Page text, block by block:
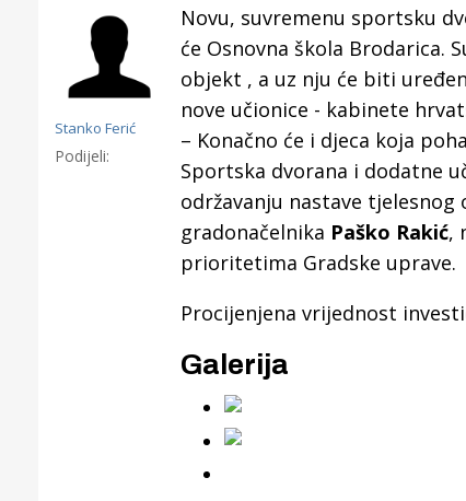
Stanko Ferić
Podijeli:
Novu, suvremenu sportsku
će Osnovna škola Brodarica.
objekt , a uz nju će biti
nove učionice - kabinete
– Konačno će i djeca koja
Sportska dvorana i dodatne
održavanju nastave
gradonačelnika Paško Rakić,
prioritetima Gradske uprave.
Procijenjena vrijednost
Galerija
Gornji
edukativnom